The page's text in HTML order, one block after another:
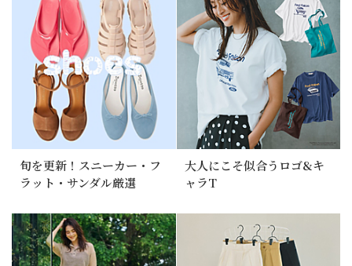
旬を更新！スニーカー・フ
ラット・サンダル厳選
大人にこそ似合うロゴ&キ
ャラT